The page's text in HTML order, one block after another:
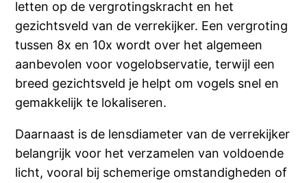
letten op de vergrotingskracht en het
gezichtsveld van de verrekijker. Een vergroting
tussen 8x en 10x wordt over het algemeen
aanbevolen voor vogelobservatie, terwijl een
breed gezichtsveld je helpt om vogels snel en
gemakkelijk te lokaliseren.
Daarnaast is de lensdiameter van de verrekijker
belangrijk voor het verzamelen van voldoende
licht, vooral bij schemerige omstandigheden of